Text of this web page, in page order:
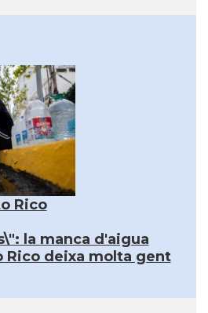
Rico
la manca d'aigua
Rico deixa molta gent